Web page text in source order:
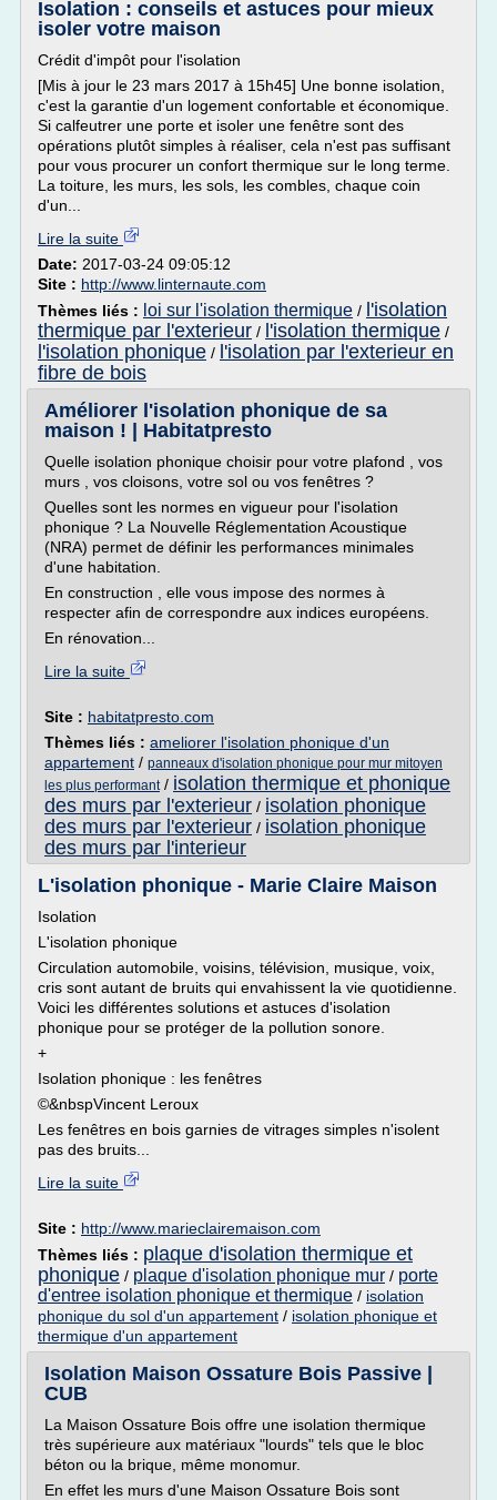
Isolation : conseils et astuces pour mieux
isoler votre maison
Crédit d'impôt pour l'isolation
[Mis à jour le 23 mars 2017 à 15h45] Une bonne isolation,
c'est la garantie d'un logement confortable et économique.
Si calfeutrer une porte et isoler une fenêtre sont des
opérations plutôt simples à réaliser, cela n'est pas suffisant
pour vous procurer un confort thermique sur le long terme.
La toiture, les murs, les sols, les combles, chaque coin
d'un...
Lire la suite
Date: 2017-03-24 09:05:12
Site : http://www.linternaute.com
Thèmes liés : loi sur l'isolation thermique / l'isolation
thermique par l'exterieur / l'isolation thermique /
l'isolation phonique / l'isolation par l'exterieur en
fibre de bois
Améliorer l'isolation phonique de sa
maison ! | Habitatpresto
Quelle isolation phonique choisir pour votre plafond , vos
murs , vos cloisons, votre sol ou vos fenêtres ?
Quelles sont les normes en vigueur pour l'isolation
phonique ? La Nouvelle Réglementation Acoustique
(NRA) permet de définir les performances minimales
d'une habitation.
En construction , elle vous impose des normes à
respecter afin de correspondre aux indices européens.
En rénovation...
Lire la suite
Site : habitatpresto.com
Thèmes liés : ameliorer l'isolation phonique d'un
appartement / panneaux d'isolation phonique pour mur mitoyen
les plus performant/ isolation thermique et phonique
des murs par l'exterieur / isolation phonique
des murs par l'exterieur / isolation phonique
des murs par l'interieur
L'isolation phonique - Marie Claire Maison
Isolation
L'isolation phonique
Circulation automobile, voisins, télévision, musique, voix,
cris sont autant de bruits qui envahissent la vie quotidienne.
Voici les différentes solutions et astuces d'isolation
phonique pour se protéger de la pollution sonore.
+
Isolation phonique : les fenêtres
©&nbspVincent Leroux
Les fenêtres en bois garnies de vitrages simples n'isolent
pas des bruits...
Lire la suite
Site : http://www.marieclairemaison.com
Thèmes liés : plaque d'isolation thermique et
phonique / plaque d'isolation phonique mur / porte
d'entree isolation phonique et thermique / isolation
phonique du sol d'un appartement / isolation phonique et
thermique d'un appartement
Isolation Maison Ossature Bois Passive |
CUB
La Maison Ossature Bois offre une isolation thermique
très supérieure aux matériaux "lourds" tels que le bloc
béton ou la brique, même monomur.
En effet les murs d'une Maison Ossature Bois sont